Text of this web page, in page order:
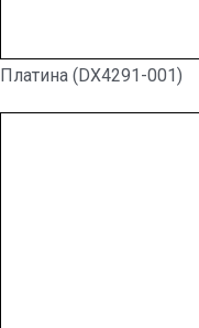
Платина (DX4291-001)